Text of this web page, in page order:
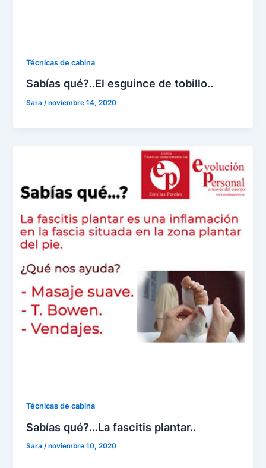
Técnicas de cabina
Sabías qué?..El esguince de tobillo..
Sara/noviembre 14, 2020
Técnicas de cabina
Sabías qué?…La fascitis plantar..
Sara/noviembre 10, 2020